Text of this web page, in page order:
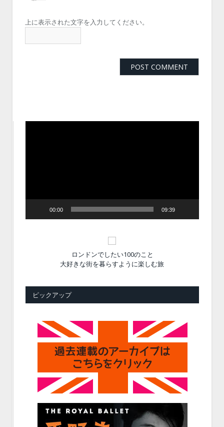
上に表示された文字を入力してください。
00:00 09:39
ロンドンでしたい100のこと
大好きな街を暮らすように楽しむ旅
ピックアップ